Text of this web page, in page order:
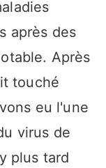
après des
Après
touché
eu l'une
virus de
plus tard